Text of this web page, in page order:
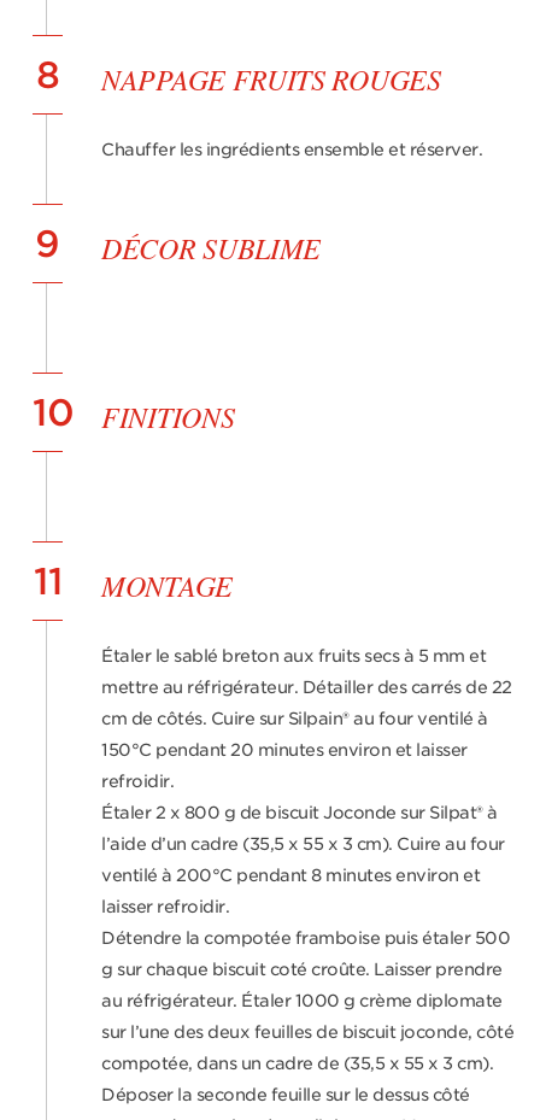
8 NAPPAGE FRUITS ROUGES
Chauffer les ingrédients ensemble et réserver.
9 DÉCOR SUBLIME
10 FINITIONS
11 MONTAGE
Étaler le sablé breton aux fruits secs à 5 mm et
mettre au réfrigérateur. Détailler des carrés de 22
cm de côtés. Cuire sur Silpain® au four ventilé à
150°C pendant 20 minutes environ et laisser
refroidir.
Étaler 2 x 800 g de biscuit Joconde sur Silpat® à
l’aide d’un cadre (35,5 x 55 x 3 cm). Cuire au four
ventilé à 200°C pendant 8 minutes environ et
laisser refroidir.
Détendre la compotée framboise puis étaler 500
g sur chaque biscuit coté croûte. Laisser prendre
au réfrigérateur. Étaler 1000 g crème diplomate
sur l’une des deux feuilles de biscuit joconde, côté
compotée, dans un cadre de (35,5 x 55 x 3 cm).
Déposer la seconde feuille sur le dessus côté